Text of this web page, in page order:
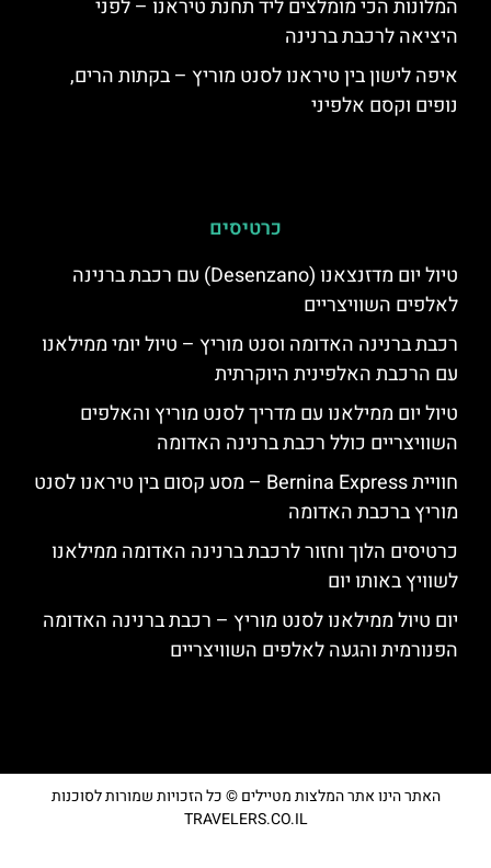
המלונות הכי מומלצים ליד תחנת טיראנו – לפני
היציאה לרכבת ברנינה
איפה לישון בין טיראנו לסנט מוריץ – בקתות הרים,
נופים וקסם אלפיני
כרטיסים
טיול יום מדזנצאנו (Desenzano) עם רכבת ברנינה
לאלפים השוויצריים
רכבת ברנינה האדומה וסנט מוריץ – טיול יומי ממילאנו
עם הרכבת האלפינית היוקרתית
טיול יום ממילאנו עם מדריך לסנט מוריץ והאלפים
השוויצריים כולל רכבת ברנינה האדומה
חוויית Bernina Express – מסע קסום בין טיראנו לסנט
מוריץ ברכבת האדומה
כרטיסים הלוך וחזור לרכבת ברנינה האדומה ממילאנו
לשוויץ באותו יום
יום טיול ממילאנו לסנט מוריץ – רכבת ברנינה האדומה
הפנורמית והגעה לאלפים השוויצריים
האתר הינו אתר המלצות מטיילים © כל הזכויות שמורות לסוכנות
TRAVELERS.CO.IL